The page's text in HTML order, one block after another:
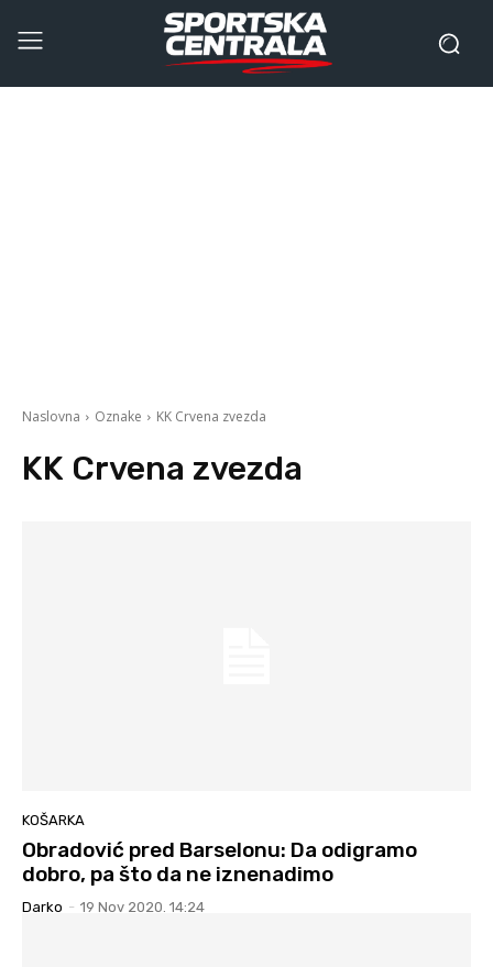
Naslovna Oznake KK Crvena zvezda
KK Crvena zvezda
KOŠARKA
Obradović pred Barselonu: Da odigramo
dobro, pa što da ne iznenadimo
Darko - 19 Nov 2020. 14:24